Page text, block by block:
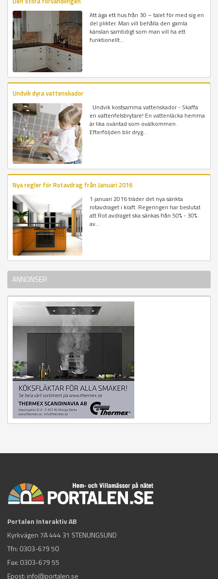
Att äga ett hus från 30 – talet för med sig en
del plikter. Man vill behålla den gamla
känslan samtidigt som man vill ha ett
funktionellt...
Undvik dyra vattenskador
Undvik kostsamma vattenskador - Skaffa
en vattenfelsbrytare! En vattenläcka hemma
är lika oväntad som ovälkommen.
Efterföljden blir dryg...
Nya regler för Rotavdrag från Januari 2016
1 januari 2016 träder det nya sänkta
rotavdraget i kraft. Regeringen har beslutat
att Rot avdraget ska sänkas från 50% - 30%
av...
ANNONSER
Portalen Interaktiv AB
Kyrkvägen 7A 444 31 STENUNGSUND
Tfn: 0303-679 50
Fax: 0303-679 55
Epost: info@portalen.se